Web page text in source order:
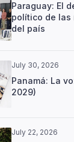
Paraguay: El
político de las
del país
July 30, 2026
Panamá: La
2029)
July 22, 2026